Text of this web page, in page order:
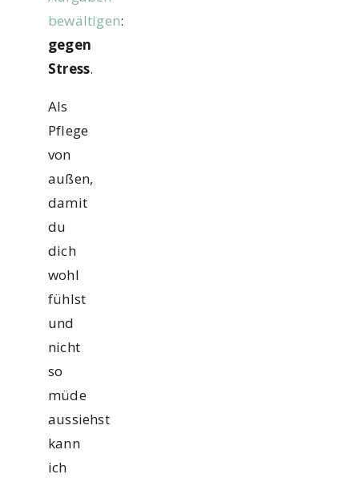
bewältigen:
gegen
Stress.
Als
Pflege
von
außen,
damit
du
dich
wohl
fühlst
und
nicht
so
müde
aussiehst
kann
ich